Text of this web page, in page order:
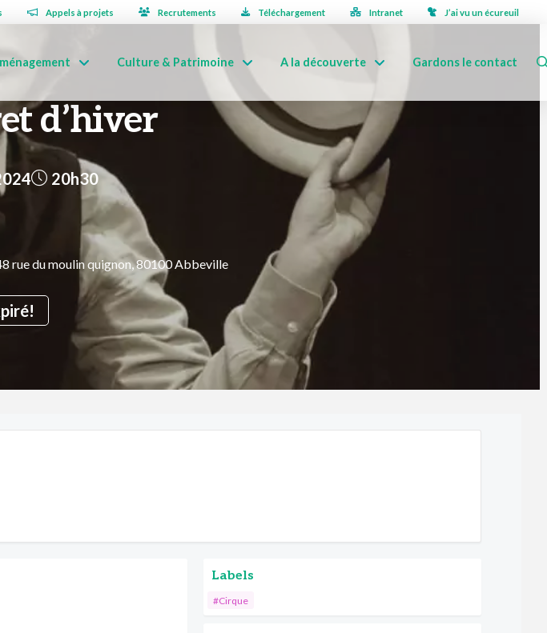
Appels à projets Recrutements Téléchargement Intranet J’ai vu un écureuil
Culture & Patrimoine A la découverte Gardons le contact
d’hiver
20h30
rue du moulin quignon, 80100 Abbeville
Labels
#Cirque